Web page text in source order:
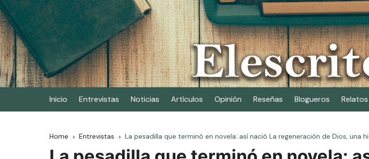
Skip
to
content
Elescritor.es
El periódico digital de los escritores
Inicio Entrevistas Noticias Artículos Opinión Reseñas Blogueros Relatos
Home Entrevistas La pesadilla que terminó en novela: así nació La regeneración de Dios, una